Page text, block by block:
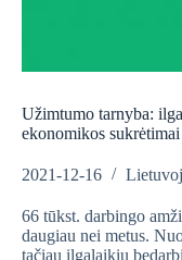
Užimtumo tarnyba:
ekonomikos sukrėtimai
2021-12-16
66 tūkst. darbingo
daugiau nei metus.
tačiau ilgalaikių